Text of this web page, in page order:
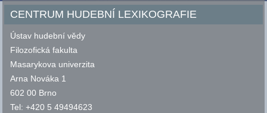
CENTRUM HUDEBNÍ LEXIKOGRAFIE
Ústav hudební vědy
Filozofická fakulta
Masarykova univerzita
Arna Nováka 1
602 00 Brno
Tel: +420 5 49494623